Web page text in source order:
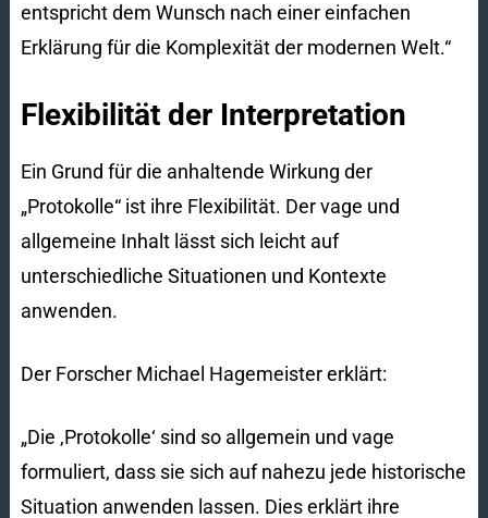
entspricht dem Wunsch nach einer einfachen
Erklärung für die Komplexität der modernen Welt.“
Flexibilität der Interpretation
Ein Grund für die anhaltende Wirkung der
„Protokolle“ ist ihre Flexibilität. Der vage und
allgemeine Inhalt lässt sich leicht auf
unterschiedliche Situationen und Kontexte
anwenden.
Der Forscher Michael Hagemeister erklärt:
„Die ‚Protokolle‘ sind so allgemein und vage
formuliert, dass sie sich auf nahezu jede historische
Situation anwenden lassen. Dies erklärt ihre